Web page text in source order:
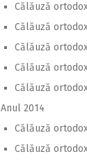
Călăuză
Călăuză
Călăuză
Călăuză
Călăuză
Anul 2014
Călăuză
Călăuză